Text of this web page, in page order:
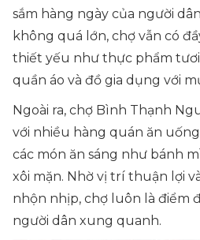
sắm hàng ngày của người
không quá lớn, chợ vẫn có
thiết yếu như thực phẩm tươi
quần áo và đồ gia dụng với
Ngoài ra, chợ Bình Thạnh
với nhiều hàng quán ăn
các món ăn sáng như bánh
xôi mặn. Nhờ vị trí thuận lợi
nhộn nhịp, chợ luôn là điểm
người dân xung quanh.